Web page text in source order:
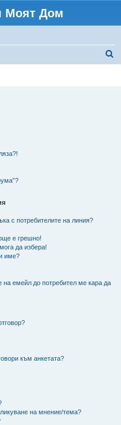
Моят Дом
с потребителите на линия?
е грешно!
да избера!
име?
на емейл до потребител ме кара да
към анкетата?
на мнение/тема?